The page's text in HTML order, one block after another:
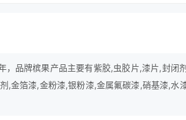
，品牌槟果产品主要有紫胶,虫胶片,漆片,封闭
,金箔漆,金粉漆,银粉漆,金属氟碳漆,硝基漆,水